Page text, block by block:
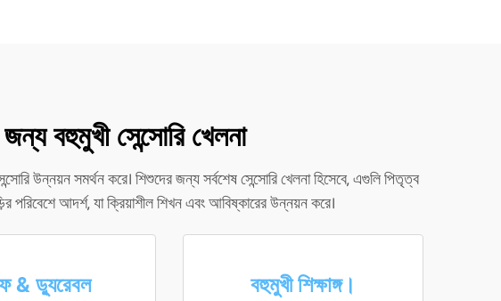
বহুমুখী সেন্সোরি খেলনা
উন্নয়ন সমর্থন করে। শিশুদের জন্য সর্বশেষ সেন্সোরি খেলনা হিসেবে, এগুলি পিতৃত্ব
পরিবেশে আদর্শ, যা ক্রিয়াশীল শিখন এবং আবিষ্কারের উন্নয়ন করে।
& ড্যুরেবল বহুমুখী শিক্ষাঙ্গ।